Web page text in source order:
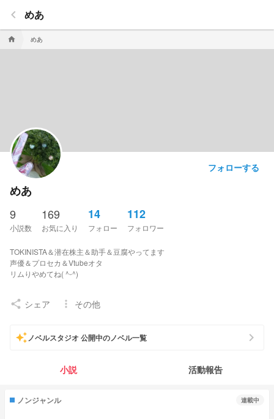
home めあ
keyboard_arrow_left めあ
フォローする
めあ
9
小説数
169
お気に入り
14
フォロー
112
フォロワー
TOKINISTA＆潜在株主＆助手＆豆腐やってます
声優＆プロセカ＆Vtubeオタ
リムりやめてね( ^ᵕ^)
声優さん (女): 楠木ともり、降幡愛
(ホロ) : 博衣こより、沙花叉クロヱ
ファンマ→🎼💙☂️
share シェア more_vert その他
auto_awesomeノベルスタジオ 公開中のノベル一覧 chevron_right
小説 活動報告
ノンジャンル 連載中